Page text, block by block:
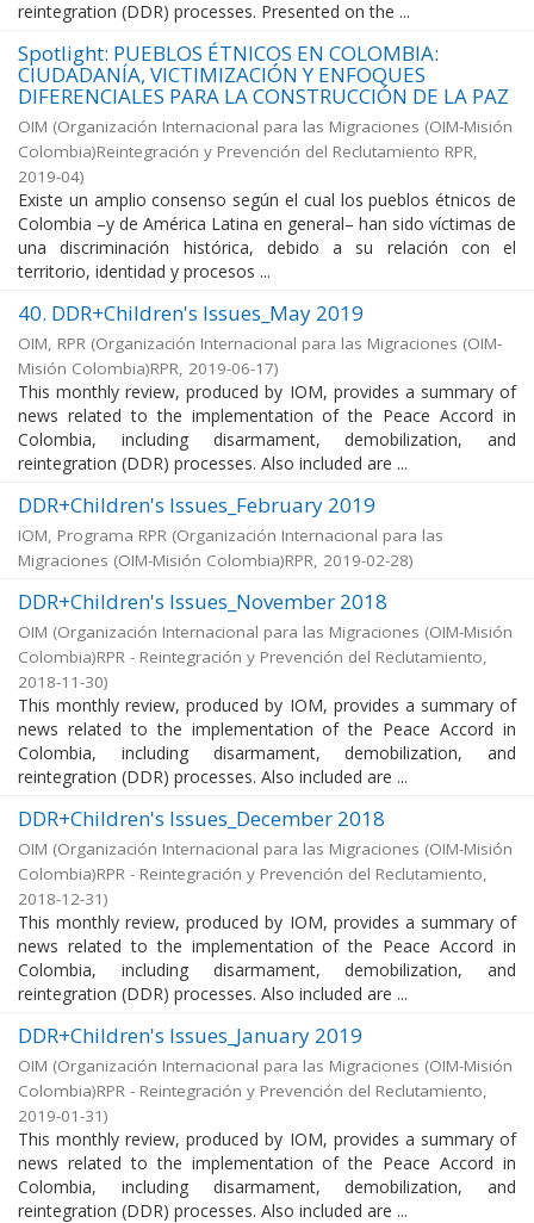
reintegration (DDR) processes. Presented on the ...
Spotlight: PUEBLOS ÉTNICOS EN COLOMBIA:
CIUDADANÍA, VICTIMIZACIÓN Y ENFOQUES
DIFERENCIALES PARA LA CONSTRUCCIÓN DE LA PAZ
OIM (Organización Internacional para las Migraciones (OIM-Misión
Colombia)Reintegración y Prevención del Reclutamiento RPR,
2019-04)
Existe un amplio consenso según el cual los pueblos étnicos de
Colombia –y de América Latina en general– han sido víctimas de
una discriminación histórica, debido a su relación con el
territorio, identidad y procesos ...
40. DDR+Children's Issues_May 2019
OIM, RPR (Organización Internacional para las Migraciones (OIM-
Misión Colombia)RPR, 2019-06-17)
This monthly review, produced by IOM, provides a summary of
news related to the implementation of the Peace Accord in
Colombia, including disarmament, demobilization, and
reintegration (DDR) processes. Also included are ...
DDR+Children's Issues_February 2019
IOM, Programa RPR (Organización Internacional para las
Migraciones (OIM-Misión Colombia)RPR, 2019-02-28)
DDR+Children's Issues_November 2018
OIM (Organización Internacional para las Migraciones (OIM-Misión
Colombia)RPR - Reintegración y Prevención del Reclutamiento,
2018-11-30)
This monthly review, produced by IOM, provides a summary of
news related to the implementation of the Peace Accord in
Colombia, including disarmament, demobilization, and
reintegration (DDR) processes. Also included are ...
DDR+Children's Issues_December 2018
OIM (Organización Internacional para las Migraciones (OIM-Misión
Colombia)RPR - Reintegración y Prevención del Reclutamiento,
2018-12-31)
This monthly review, produced by IOM, provides a summary of
news related to the implementation of the Peace Accord in
Colombia, including disarmament, demobilization, and
reintegration (DDR) processes. Also included are ...
DDR+Children's Issues_January 2019
OIM (Organización Internacional para las Migraciones (OIM-Misión
Colombia)RPR - Reintegración y Prevención del Reclutamiento,
2019-01-31)
This monthly review, produced by IOM, provides a summary of
news related to the implementation of the Peace Accord in
Colombia, including disarmament, demobilization, and
reintegration (DDR) processes. Also included are ...